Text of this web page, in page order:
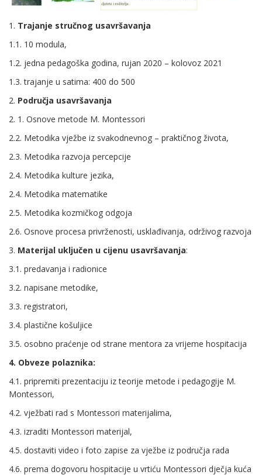
1. Trajanje stručnog usavršavanja
1.1. 10 modula,
1.2. jedna pedagoška godina, rujan 2020 – kolovoz 2021
1.3. trajanje u satima: 400 do 500
2. Područja usavršavanja
2. 1. Osnove metode M. Montessori
2.2. Metodika vježbe iz svakodnevnog – praktičnog života,
2.3. Metodika razvoja percepcije
2.4. Metodika kulture jezika,
2.4. Metodika matematike
2.5. Metodika kozmičkog odgoja
2.6. Osnove procesa privrženosti, usklađivanja, održivog razvoja
3. Materijal uključen u cijenu usavršavanja:
3.1. predavanja i radionice
3.2. napisane metodike,
3.3. registratori,
3.4. plastične košuljice
3.5. osobno praćenje od strane mentora za vrijeme hospitacija
4. Obveze polaznika:
4.1. pripremiti prezentaciju iz teorije metode i pedagogije M.
Montessori,
4.2. vježbati rad s Montessori materijalima,
4.3. izraditi Montessori materijal,
4.5. dostaviti video i foto zapise za vježbe iz područja rada
4.6. prema dogovoru hospitacije u vrtiću Montessori dječja kuća